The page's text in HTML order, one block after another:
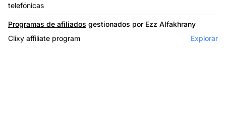
telefónicas
Programas de afiliados gestionados por Ezz Alfakhrany
Clixy affiliate program
Explorar